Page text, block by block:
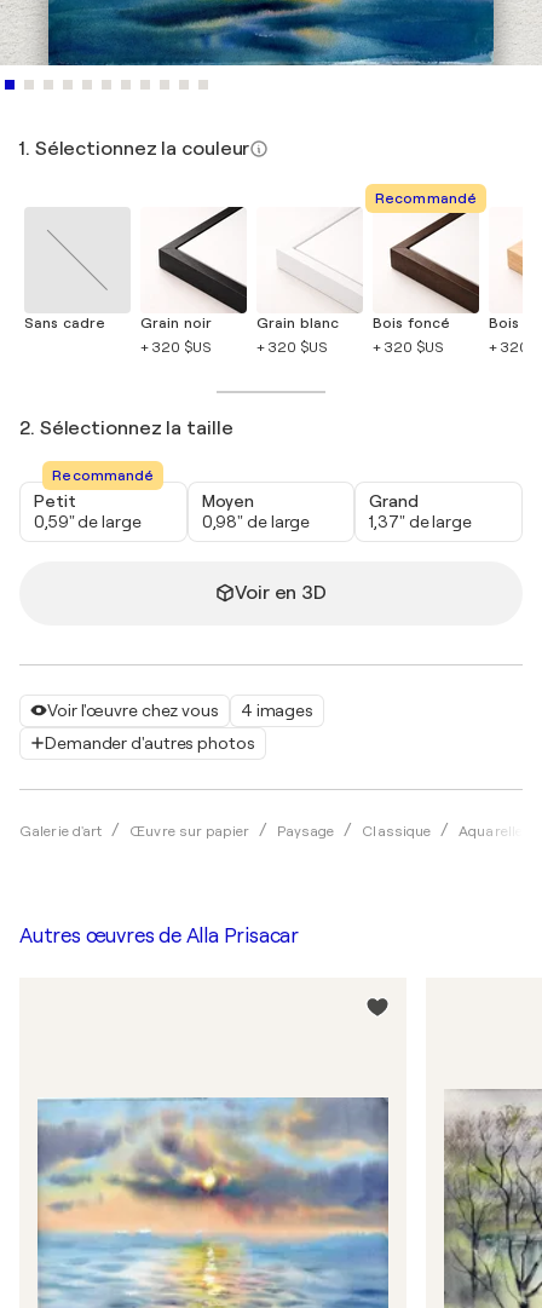
Voir l'œuvre chez vous
4 images
Demander d'autres photos
Galerie d'art Œuvre sur papier Paysage Classique Aquarelle
1. Sélectionnez la couleur
Sans cadre
Grain noir
+ 320 $US
Grain blanc
+ 320 $US
Recommandé
Bois foncé
+ 320 $US
Bois
+ 320
2. Sélectionnez la taille
Recommandé
Petit
0,59" de large
Moyen
0,98" de large
Grand
1,37" de large
Voir en 3D
Autres œuvres de Alla Prisacar